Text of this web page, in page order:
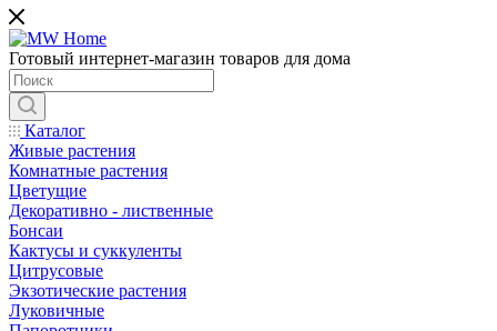
Готовый интернет-магазин товаров для дома
Каталог
Живые растения
Комнатные растения
Цветущие
Декоративно - лиственные
Бонсаи
Кактусы и суккуленты
Цитрусовые
Экзотические растения
Луковичные